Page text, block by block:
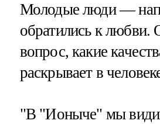
Молодые люди —
обратились к любви.
вопрос, какие
раскрывает в
"В "Ионыче" мы